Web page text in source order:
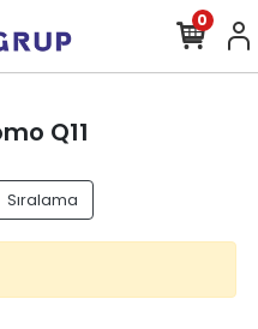
0
Q11
Sıralama